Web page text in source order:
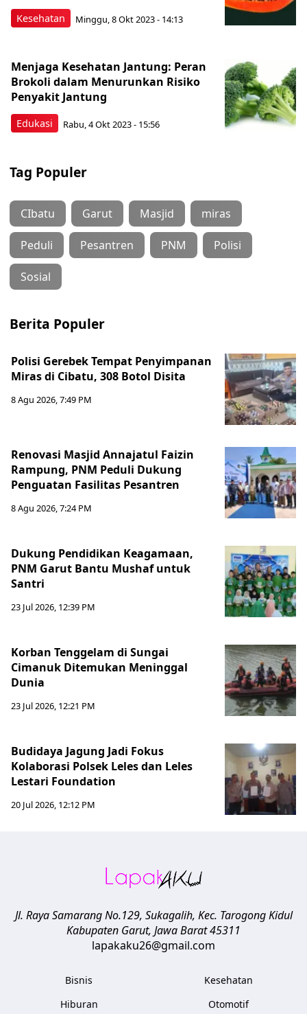
Kesehatan Minggu, 8 Okt 2023 - 14:13
Edukasi
Menjaga Kesehatan Jantung: Peran
Brokoli dalam Menurunkan Risiko
Penyakit Jantung
Rabu, 4 Okt 2023 - 15:56
Tag Populer
CIbatu Garut Masjid miras
Peduli Pesantren PNM Polisi
Sosial
Berita Populer
Polisi Gerebek Tempat Penyimpanan
Miras di Cibatu, 308 Botol Disita
8 Agu 2026, 7:49 PM
Renovasi Masjid Annajatul Faizin
Rampung, PNM Peduli Dukung
Penguatan Fasilitas Pesantren
8 Agu 2026, 7:24 PM
Dukung Pendidikan Keagamaan,
PNM Garut Bantu Mushaf untuk
Santri
23 Jul 2026, 12:39 PM
Korban Tenggelam di Sungai
Cimanuk Ditemukan Meninggal
Dunia
23 Jul 2026, 12:21 PM
Budidaya Jagung Jadi Fokus
Kolaborasi Polsek Leles dan Leles
Lestari Foundation
20 Jul 2026, 12:12 PM
Jl. Raya Samarang No.129, Sukagalih, Kec. Tarogong Kidul
Kabupaten Garut, Jawa Barat45311
lapakaku26@gmail.com
Bisnis
Hiburan
Kesehatan
Otomotif